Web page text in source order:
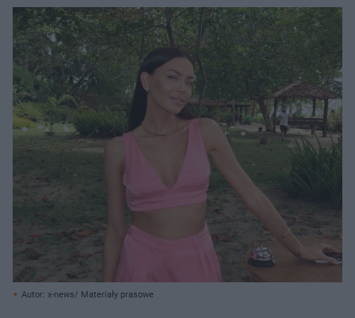
Autor: x-news/ Materiały prasowe